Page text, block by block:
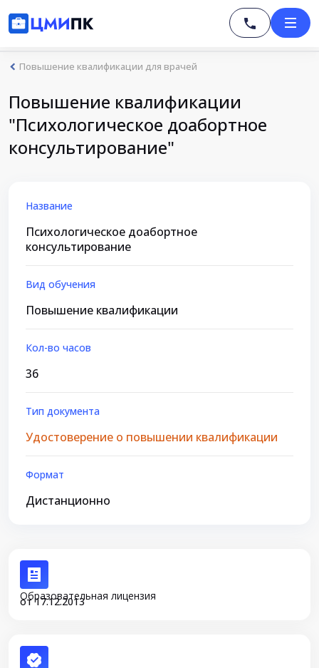
Повышение квалификации для врачей
Повышение квалификации
"Психологическое доабортное
консультирование"
Название
Психологическое доабортное
консультирование
Вид обучения
Повышение квалификации
Кол-во часов
36
Тип документа
Удостоверение о повышении квалификации
Формат
Дистанционно
Образовательная лицензия
от 17.12.2013